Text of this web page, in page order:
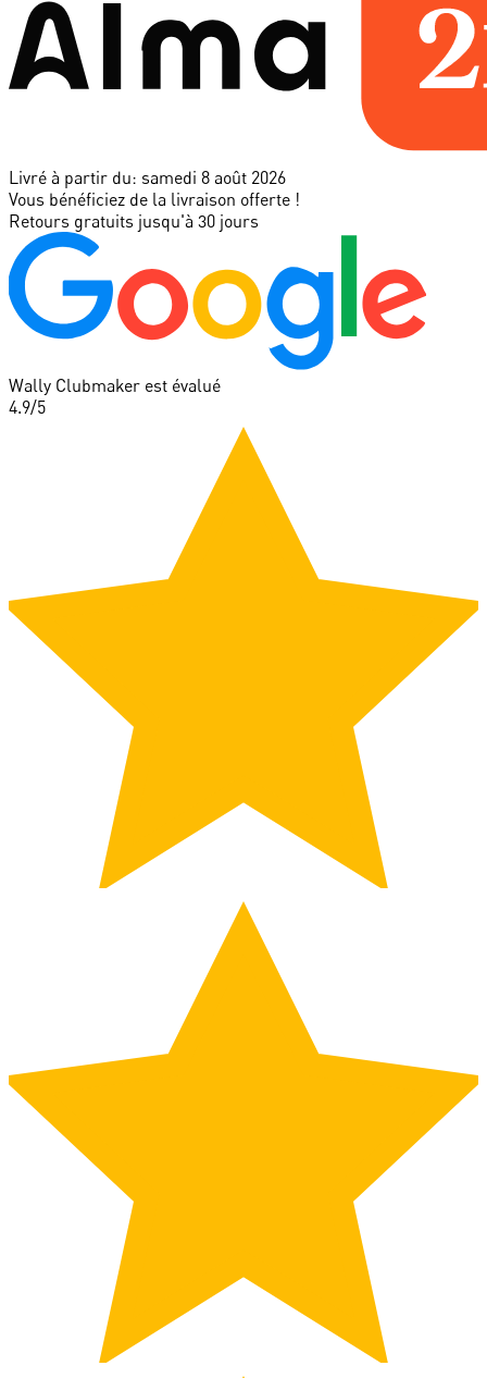
Livré à partir du: samedi 8 août 2026
Vous bénéficiez de la livraison offerte !
Retours gratuits jusqu'à 30 jours
Wally Clubmaker est évalué
4.9/5